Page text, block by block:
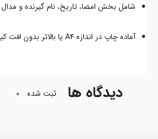
شامل بخش امضا، تاریخ، نام گیرنده و
آماده چاپ در اندازه A4 یا بالاتر بدون افت کیفیت
دیدگاه ها ثبت شده 0